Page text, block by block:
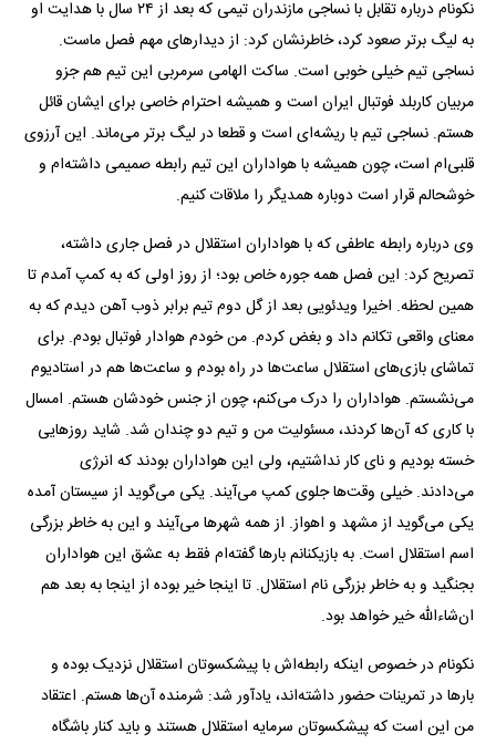
نکونام درباره تقابل با نساجی مازندران تیمی که بعد از ۲۴ سال با هدایت او
به لیگ برتر صعود کرد، خاطرنشان کرد: از دیدار‌های مهم فصل ماست.
نساجی تیم خیلی خوبی است. ساکت الهامی سرمربی این تیم هم جزو
مربیان کاربلد فوتبال ایران است و همیشه احترام خاصی برای ایشان قائل
هستم. نساجی تیم با ریشه‌ای است و قطعا در لیگ برتر می‌ماند. این آرزوی
قلبی‌ام است، چون همیشه با هواداران این تیم رابطه صمیمی داشته‌ام و
خوشحالم قرار است دوباره همدیگر را ملاقات کنیم.
وی درباره رابطه عاطفی که با هواداران استقلال در فصل جاری داشته،
تصریح کرد: این فصل همه جوره خاص بود؛ از روز اولی که به کمپ آمدم تا
همین لحظه. اخیرا ویدئویی بعد از گل دوم تیم برابر ذوب آهن دیدم که به
معنای واقعی تکانم داد و بغض کردم. من خودم هوادار فوتبال بودم. برای
تماشای بازی‌های استقلال ساعت‌ها در راه بودم و ساعت‌ها هم در استادیوم
می‌نشستم. هواداران را درک می‌کنم، چون از جنس خودشان هستم. امسال
با کاری که آن‌ها کردند، مسئولیت من و تیم دو چندان شد. شاید روز‌هایی
خسته بودیم و نای کار نداشتیم، ولی این هواداران بودند که انرژی
می‌دادند. خیلی وقت‌ها جلوی کمپ می‌آیند. یکی می‌گوید از سیستان آمده
یکی می‌گوید از مشهد و اهواز. از همه شهر‌ها می‌آیند و این به خاطر بزرگی
اسم استقلال است. به بازیکنانم بار‌ها گفته‌ام فقط به عشق این هواداران
بجنگید و به خاطر بزرگی نام استقلال. تا اینجا خیر بوده از اینجا به بعد هم
ان‌شاءالله خیر خواهد بود.
نکونام در خصوص اینکه رابطه‌اش با پیشکسوتان استقلال نزدیک بوده و
بار‌ها در تمرینات حضور داشته‌اند، یادآور شد: شرمنده آن‌ها هستم. اعتقاد
من این است که پیشکسوتان سرمایه استقلال هستند و باید کنار باشگاه